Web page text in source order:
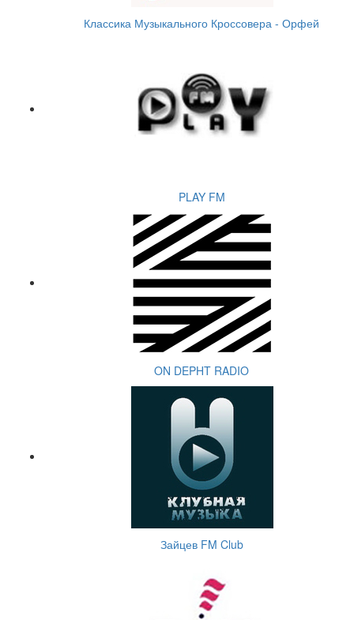
Классика Музыкального Кроссовера - Орфей
PLAY FM
ON DEPHT RADIO
Зайцев FM Club